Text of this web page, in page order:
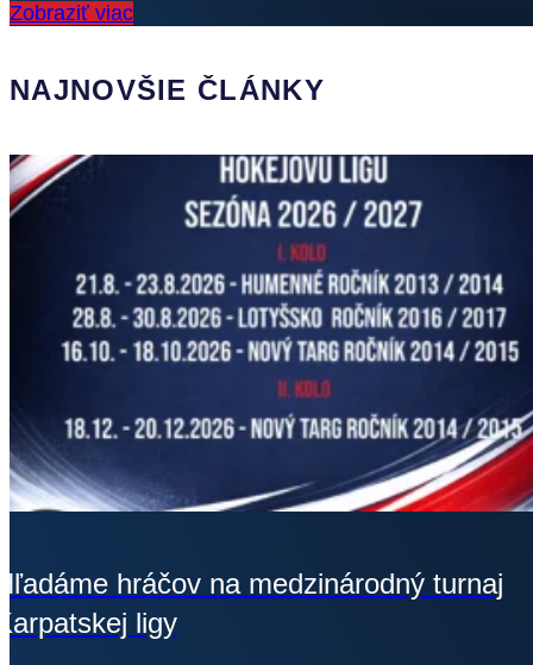
Zobraziť viac
NAJNOVŠIE ČLÁNKY
hráčov na medzinárodný turnaj
ligy